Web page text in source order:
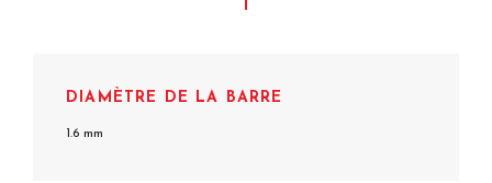
DIAMÈTRE DE LA BARRE
1.6 mm